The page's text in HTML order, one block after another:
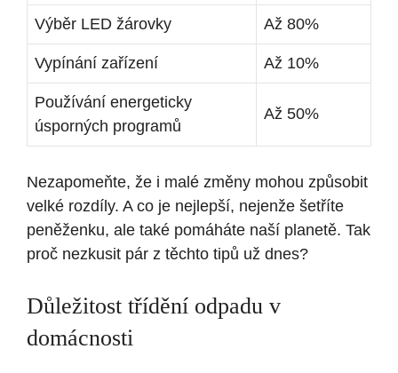
Výběr LED žárovky Až 80%
Vypínání zařízení Až 10%
Používání energeticky
úsporných programů
Až 50%
Nezapomeňte, že i malé změny mohou způsobit
velké rozdíly. A co je nejlepší, nejenže šetříte
peněženku, ale také pomáháte naší planetě. Tak
proč nezkusit pár z těchto tipů už dnes?
Důležitost třídění odpadu v
domácnosti